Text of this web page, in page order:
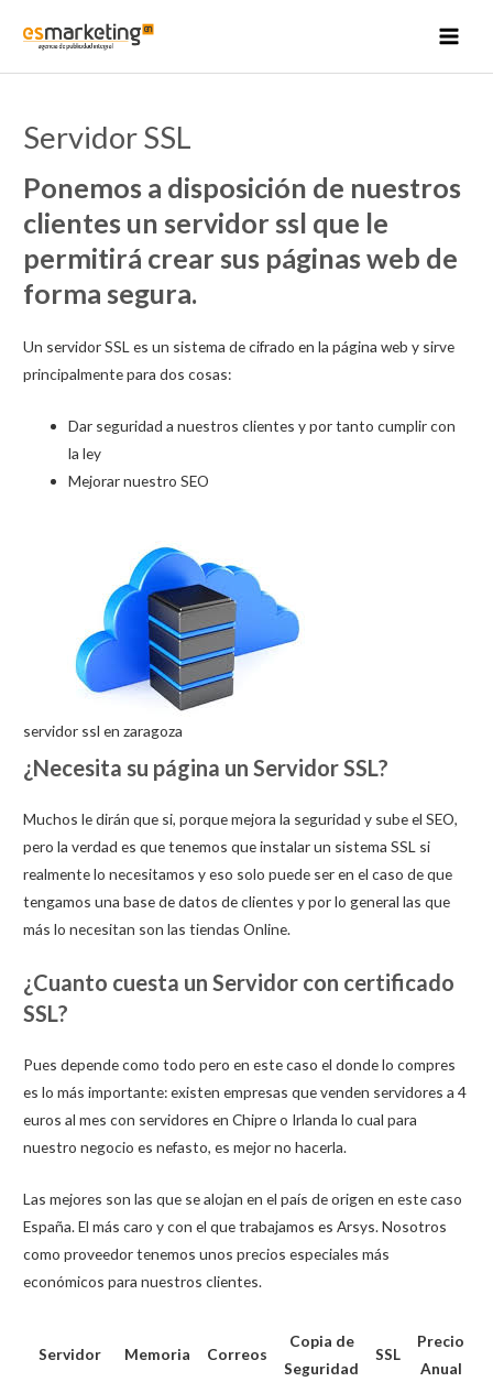
Servidor SSL
Ponemos a disposición de nuestros
clientes un servidor ssl que le
permitirá crear sus páginas web de
forma segura.
Un servidor SSL es un sistema de cifrado en la página web y sirve
principalmente para dos cosas:
Dar seguridad a nuestros clientes y por tanto cumplir con
la ley
Mejorar nuestro SEO
servidor ssl en zaragoza
¿Necesita su página un Servidor SSL?
Muchos le dirán que si, porque mejora la seguridad y sube el SEO,
pero la verdad es que tenemos que instalar un sistema SSL si
realmente lo necesitamos y eso solo puede ser en el caso de que
tengamos una base de datos de clientes y por lo general las que
más lo necesitan son las tiendas Online.
¿Cuanto cuesta un Servidor con certificado
SSL?
Pues depende como todo pero en este caso el donde lo compres
es lo más importante: existen empresas que venden servidores a 4
euros al mes con servidores en Chipre o Irlanda lo cual para
nuestro negocio es nefasto, es mejor no hacerla.
Las mejores son las que se alojan en el país de origen en este caso
España. El más caro y con el que trabajamos es Arsys. Nosotros
como proveedor tenemos unos precios especiales más
económicos para nuestros clientes.
Servidor Memoria Correos
Copia de
Seguridad
SSL
Precio
Anual